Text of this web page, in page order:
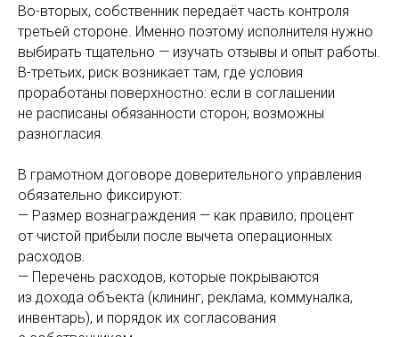
Во-вторых, собственник передаёт часть контроля
третьей стороне. Именно поэтому исполнителя нужно
выбирать тщательно — изучать отзывы и опыт работы.
В-третьих, риск возникает там, где условия
проработаны поверхностно: если в соглашении
не расписаны обязанности сторон, возможны
разногласия.
В грамотном договоре доверительного управления
обязательно фиксируют:
— Размер вознаграждения — как правило, процент
от чистой прибыли после вычета операционных
расходов.
— Перечень расходов, которые покрываются
из дохода объекта (клининг, реклама, коммуналка,
инвентарь), и порядок их согласования